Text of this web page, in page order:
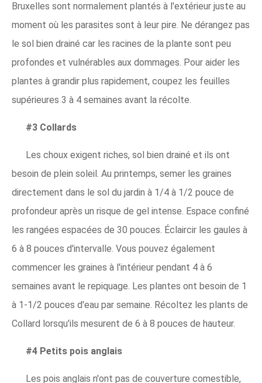
Bruxelles sont normalement plantés à l'extérieur juste au
moment où les parasites sont à leur pire. Ne dérangez pas
le sol bien drainé car les racines de la plante sont peu
profondes et vulnérables aux dommages. Pour aider les
plantes à grandir plus rapidement, coupez les feuilles
supérieures 3 à 4 semaines avant la récolte.
#3 Collards
Les choux exigent riches, sol bien drainé et ils ont
besoin de plein soleil. Au printemps, semer les graines
directement dans le sol du jardin à 1/4 à 1/2 pouce de
profondeur après un risque de gel intense. Espace confiné
les rangées espacées de 30 pouces. Éclaircir les gaules à
6 à 8 pouces d'intervalle. Vous pouvez également
commencer les graines à l'intérieur pendant 4 à 6
semaines avant le repiquage. Les plantes ont besoin de 1
à 1-1/2 pouces d'eau par semaine. Récoltez les plants de
Collard lorsqu'ils mesurent de 6 à 8 pouces de hauteur.
#4 Petits pois anglais
Les pois anglais n'ont pas de couverture comestible,